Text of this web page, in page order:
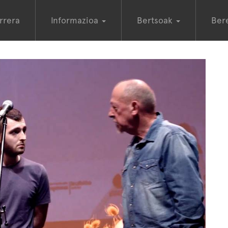
Informazioa Bertsoak